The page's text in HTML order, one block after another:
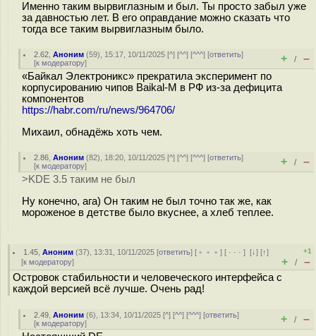
Именно таким вырвиглазным и был. Ты просто забыл уже
за давностью лет. В его оправдание можно сказать что
тогда все таким вырвиглазным было.
2.62 ,Аноним (59), 15:17, 10/11/2025 [^] [^^] [^^^] [ответить]
[к модератору] + / –
«Байкал Электроникс» прекратила эксперимент по
корпусированию чипов Baikal-M в РФ из-за дефицита
компонентов
https://habr.com/ru/news/964706/
Михаил, обнадёжь хоть чем.
2.86 ,Аноним (82), 18:20, 10/11/2025 [^] [^^] [^^^] [ответить]
[к модератору] + / –
>KDE 3.5 таким не был
Ну конечно, ага) Он таким не был точно так же, как
мороженое в детстве было вкуснее, а хлеб теплее.
1.45 ,Аноним (37), 13:31, 10/11/2025 [ответить] [ ﹢﹢﹢] [ · · ·][↓] [↑]
[к модератору]
+1
+ / –
Островок стабильности и человеческого интерфейса с
каждой версией всё лучше. Очень рад!
2.49 ,Аноним (6), 13:34, 10/11/2025 [^] [^^] [^^^] [ответить]
[к модератору] + / –